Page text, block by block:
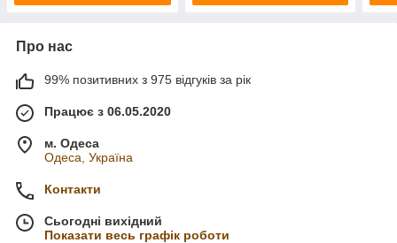
Про нас
99% позитивних з 975 відгуків за рік
Працює з 06.05.2020
м. Одеса
Одеса, Україна
Контакти
Сьогодні вихідний
Показати весь графік роботи